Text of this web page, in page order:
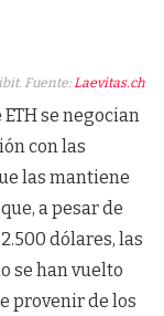
Fuente:Laevitas.ch
se negocian
con las
las mantiene
a pesar de
dólares, las
se han vuelto
provenir de los